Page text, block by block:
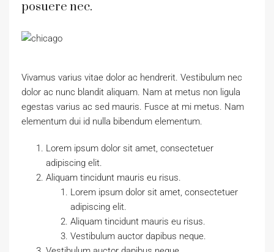
posuere nec.
Vivamus varius vitae dolor ac hendrerit. Vestibulum nec
dolor ac nunc blandit aliquam. Nam at metus non ligula
egestas varius ac sed mauris. Fusce at mi metus. Nam
elementum dui id nulla bibendum elementum.
Lorem ipsum dolor sit amet, consectetuer
adipiscing elit.
Aliquam tincidunt mauris eu risus.
Lorem ipsum dolor sit amet, consectetuer
adipiscing elit.
Aliquam tincidunt mauris eu risus.
Vestibulum auctor dapibus neque.